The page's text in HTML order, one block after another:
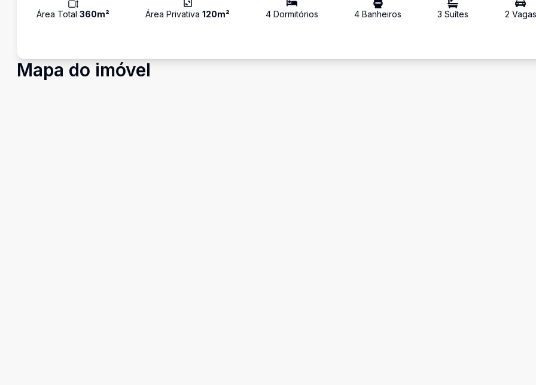
Área Total 360m² Área Privativa120m² 4 Dormitórios 4 Banheiros 3 Suítes 2 Vagas
Mapa do imóvel